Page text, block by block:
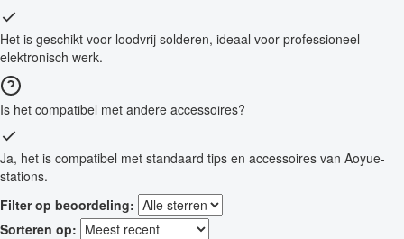
Het is geschikt voor loodvrij solderen, ideaal voor professioneel
elektronisch werk.
Is het compatibel met andere accessoires?
Ja, het is compatibel met standaard tips en accessoires van Aoyue-
stations.
Filter op beoordeling:
Sorteren op: